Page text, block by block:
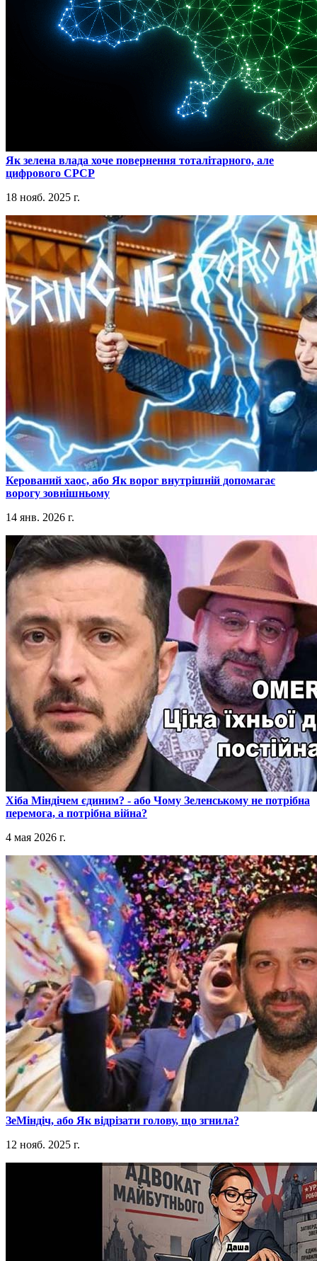
​Як зелена влада хоче повернення тоталітарного, але
цифрового СРСР
18 нояб. 2025 г.
​Керований хаос, або Як ворог внутрішній допомагає
ворогу зовнішньому
14 янв. 2026 г.
​Хіба Міндічем єдиним? - або Чому Зеленському не потрібна
перемога, а потрібна війна?
4 мая 2026 г.
​ЗеМіндіч, або Як відрізати голову, що згнила?
12 нояб. 2025 г.